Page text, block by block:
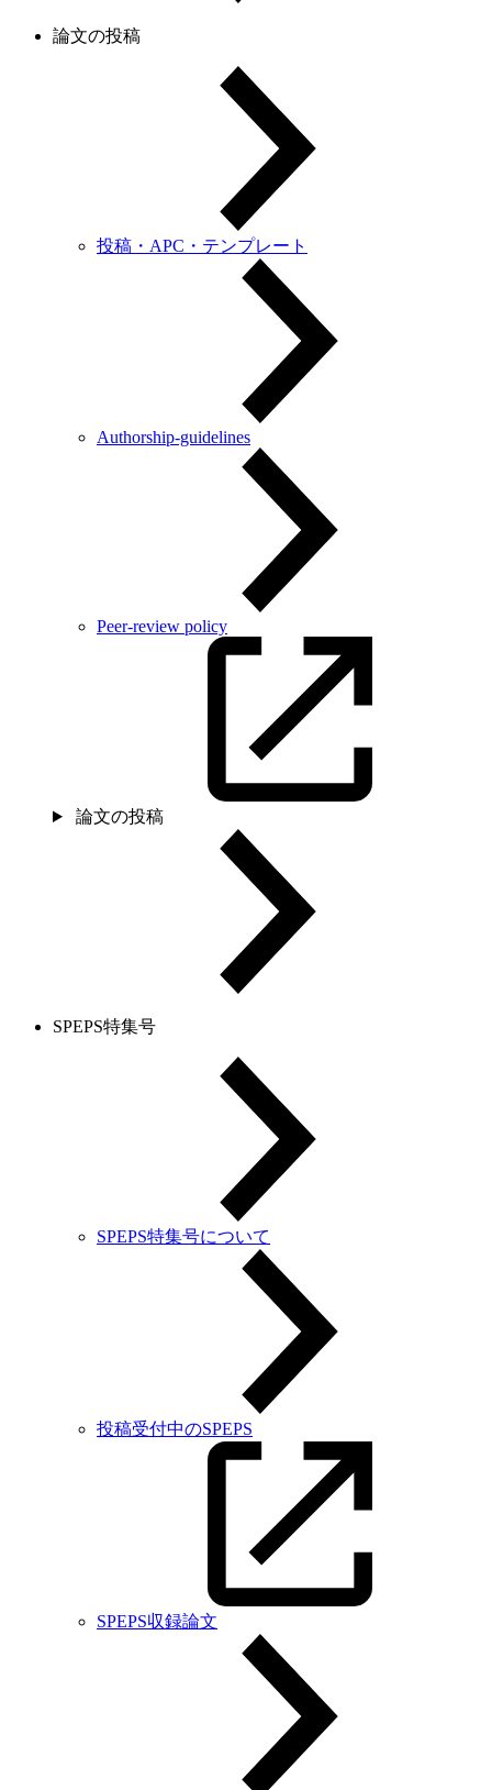
論文の投稿
投稿・APC・テンプレート
Authorship-guidelines
Peer-review policy
論文の投稿
SPEPS特集号
SPEPS特集号について
投稿受付中のSPEPS
SPEPS収録論文